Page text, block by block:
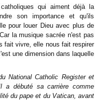
qui aiment déjà la
son importance et qu'ils
pour louer Dieu avec plus de
la musique sacrée n'est pas
fait vivre, elle nous fait respirer
une dimension dans laquelle
National Catholic Register et
a débuté sa carrière comme
du pape et du Vatican, avant